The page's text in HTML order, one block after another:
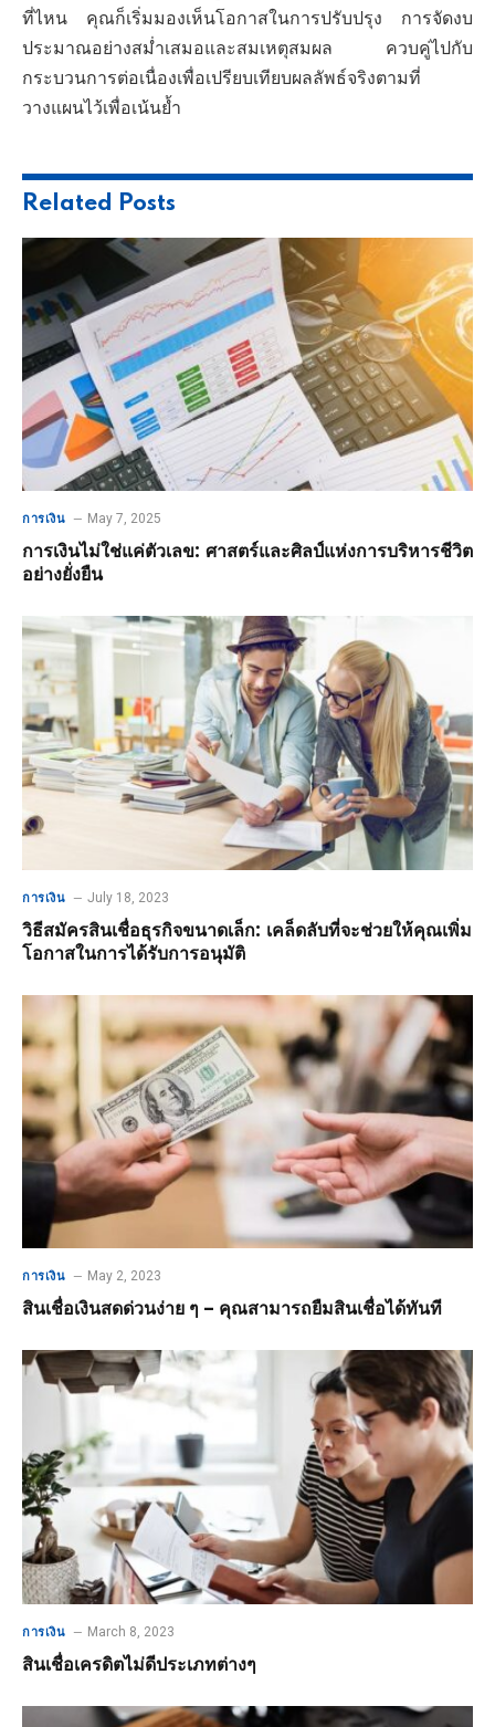
ที่ไหน คุณก็เริ่มมองเห็นโอกาสในการปรับปรุง การจัดงบ
ประมาณอย่างสม่ำเสมอและสมเหตุสมผล ควบคู่ไปกับ
กระบวนการต่อเนื่องเพื่อเปรียบเทียบผลลัพธ์จริงตามที่
วางแผนไว้เพื่อเน้นย้ำ
Related Posts
การเงิน May 7, 2025
การเงินไม่ใช่แค่ตัวเลข: ศาสตร์และศิลป์แห่งการบริหารชีวิต
อย่างยั่งยืน
การเงิน July 18, 2023
วิธีสมัครสินเชื่อธุรกิจขนาดเล็ก: เคล็ดลับที่จะช่วยให้คุณเพิ่ม
โอกาสในการได้รับการอนุมัติ
การเงิน May 2, 2023
สินเชื่อเงินสดด่วนง่าย ๆ – คุณสามารถยืมสินเชื่อได้ทันที
การเงิน March 8, 2023
สินเชื่อเครดิตไม่ดีประเภทต่างๆ